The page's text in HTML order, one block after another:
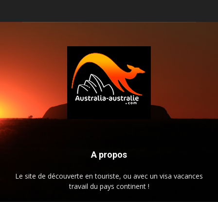
A propos
Le site de découverte en touriste, ou avec un visa vacances
travail du pays continent !